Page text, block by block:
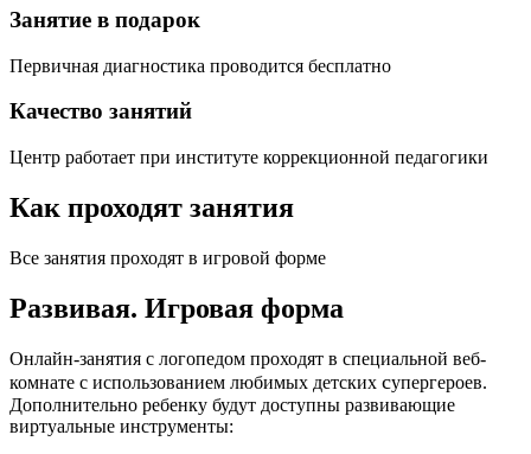
Занятие в подарок
Первичная диагностика проводится бесплатно
Качество занятий
Центр работает при институте коррекционной педагогики
Как проходят занятия
Все занятия проходят в игровой форме
Развивая. Игровая форма
Онлайн-занятия с логопедом проходят в специальной веб-
комнате с использованием любимых детских cупергероев.
Дополнительно ребенку будут доступны развивающие
виртуальные инструменты: